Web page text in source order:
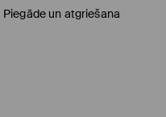
Pamatmateriāls
43% VISKOZE,
ŠĶIEDRA
Piegāde un atgriešana